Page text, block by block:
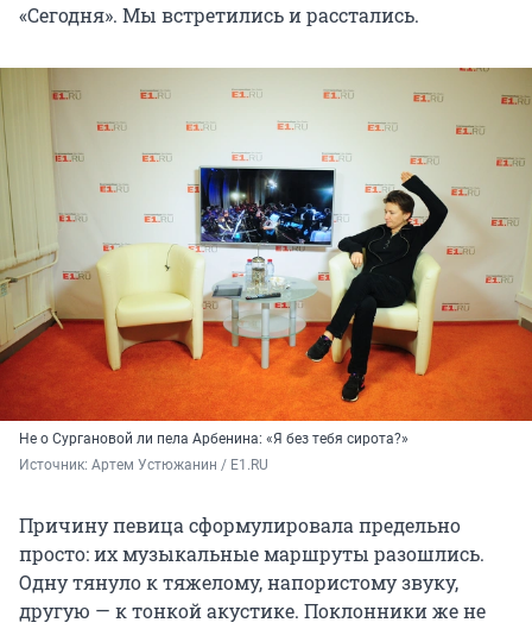
«Сегодня». Мы встретились и расстались.
Не о Сургановой ли пела Арбенина: «Я без тебя сирота?»
Источник: Артем Устюжанин / E1.RU
Причину певица сформулировала предельно
просто: их музыкальные маршруты разошлись.
Одну тянуло к тяжелому, напористому звуку,
другую — к тонкой акустике. Поклонники же не